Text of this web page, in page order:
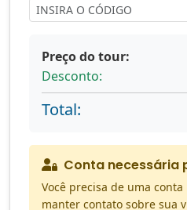
Preço do tour:
Desconto:
Total:
Conta necessária
Você precisa de uma
manter contato sobre sua